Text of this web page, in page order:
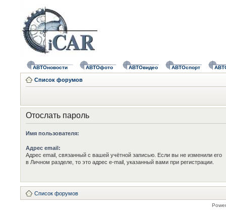
АВТОновости АВТОфото АВТОвидео АВТОспорт
Список форумов
Отослать пароль
Имя пользователя:
Адрес email:
Адрес email, связанный с вашей учётной записью. Если вы не изменили его
в Личном разделе, то это адрес e-mail, указанный вами при регистрации.
Список форумов